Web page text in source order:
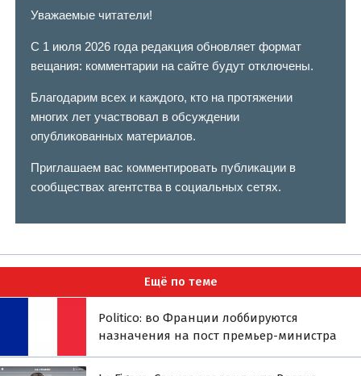
Уважаемые читатели!
С 1 июля 2026 года редакция обновляет формат
вещания: комментарии на сайте будут отключены.
Благодарим всех и каждого, кто на протяжении
многих лет участвовал в обсуждении
опубликованных материалов.
Приглашаем вас комментировать публикации в
сообществах агентства в социальных сетях.
Ещё по теме
Politico: во Франции лоббируются
назначения на пост премьер-министра